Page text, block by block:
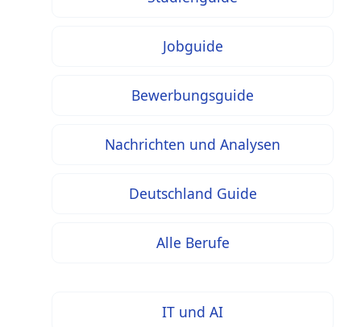
Jobguide
Bewerbungsguide
Nachrichten und Analysen
Deutschland Guide
Alle Berufe
IT und AI